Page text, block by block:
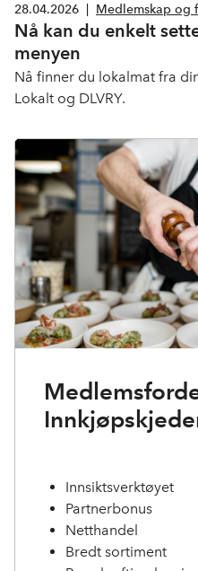
28.04.2026 Medlemskap og
Nå kan du enkelt
menyen
Nå finner du lokalmat fra
Lokalt og DLVRY.
Innsiktsverktøyet
Partnerbonus
Netthandel
Bredt sortiment